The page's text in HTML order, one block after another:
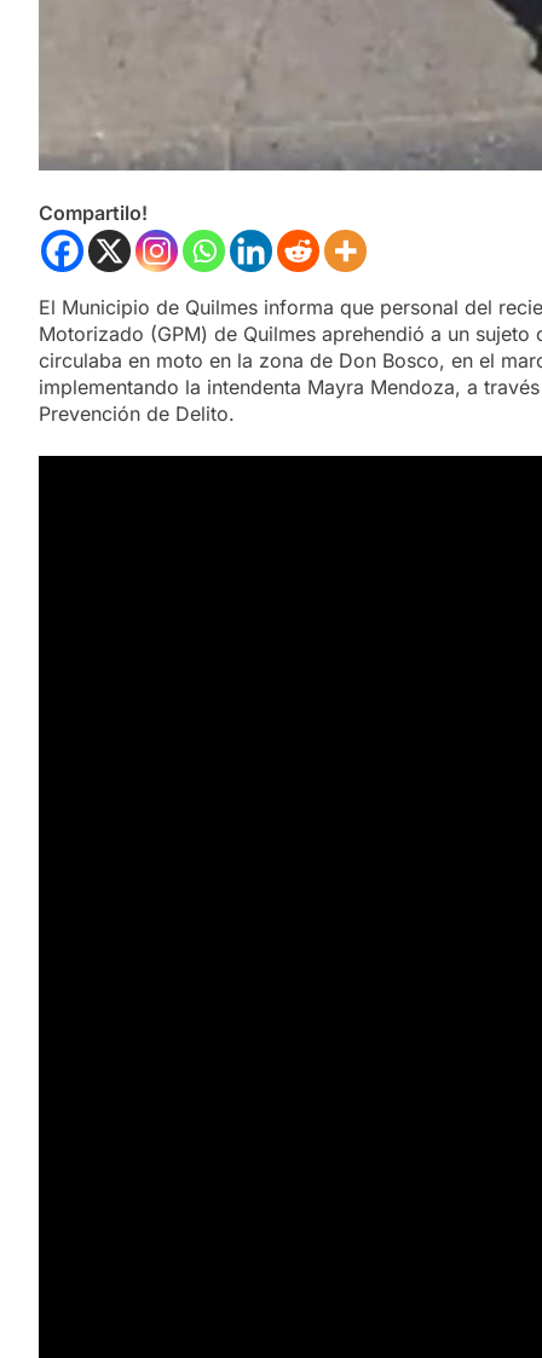
Compartilo!
El Municipio de Quilmes informa que personal del
Motorizado (GPM) de Quilmes aprehendió a un
circulaba en moto en la zona de Don Bosco, en el
implementando la intendenta Mayra Mendoza, a
Prevención de Delito.